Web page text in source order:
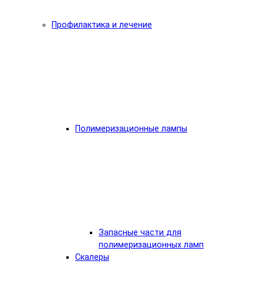
Профилактика и лечение
Полимеризационные лампы
Запасные части для
полимеризационных ламп
Скалеры